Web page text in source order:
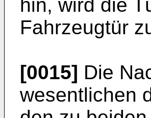
hin, wird die
Fahrzeugtür
[0015] Die
wesentlichen